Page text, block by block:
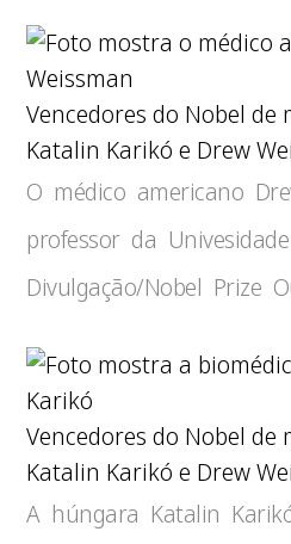
Vencedores do Nobel de
Katalin Karikó e Drew
O médico americano
professor da
Divulgação/Nobel Prize
Vencedores do Nobel de
Katalin Karikó e Drew
A húngara Katalin